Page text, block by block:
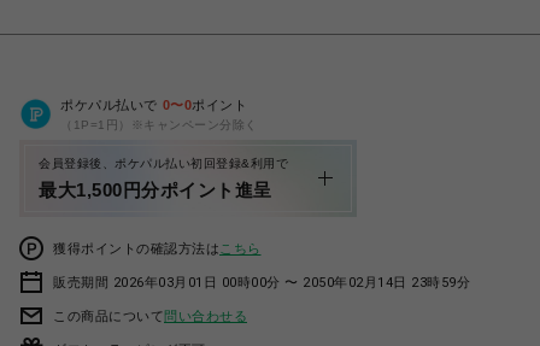
ポケパル払いで 0〜0ポイント
（1P=1円）※キャンペーン分除く
会員登録後、ポケパル払い初回登録&利用で
最大1,500円分ポイント進呈
獲得ポイントの確認方法は こちら
販売期間 2026年03月01日 00時00分 〜 2050年02月14日 23時59分
この商品について問い合わせる